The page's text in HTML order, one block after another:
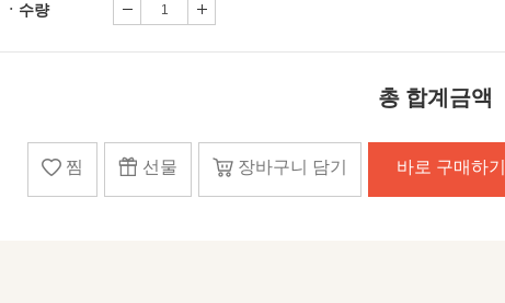
ㆍ수량
총 합계금액
찜 선물 장바구니 담기 바로 구매하기